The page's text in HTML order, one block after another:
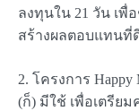
ลงทุนใน 21 วัน เพื่
สร้างผลตอบแทนที่
2. โครงการ Happy
(ก็) มีใช้ เพื่อเตรีย